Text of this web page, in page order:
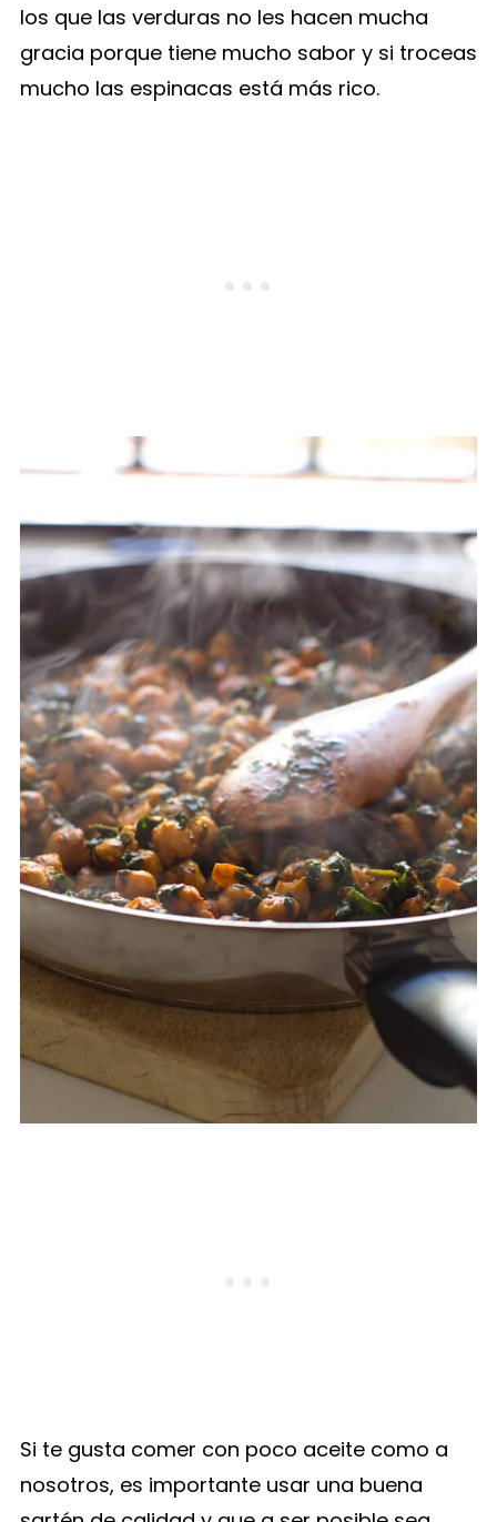
los que las verduras no les hacen mucha
gracia porque tiene mucho sabor y si troceas
mucho las espinacas está más rico.
Si te gusta comer con poco aceite como a
nosotros, es importante usar una buena